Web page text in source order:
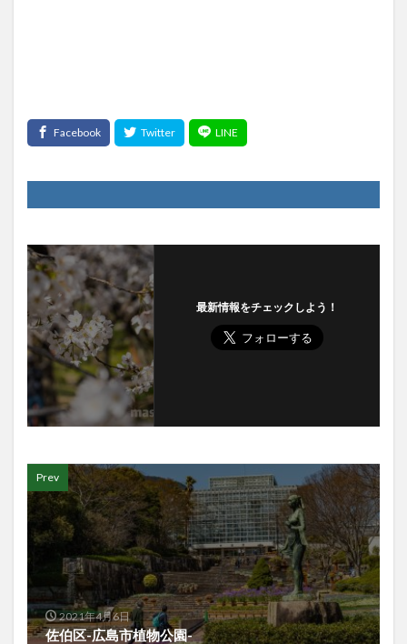
最新情報をチェックしよう！
Prev
2021年4月6日
佐伯区-広島市植物公園-